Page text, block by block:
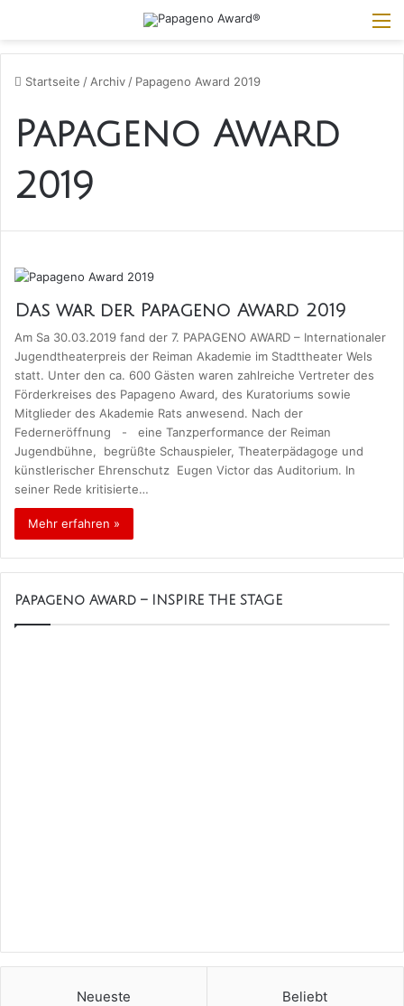
Startseite / Archiv / Papageno Award 2019
Papageno Award
2019
Das war der Papageno Award 2019
Am Sa 30.03.2019 fand der 7. PAPAGENO AWARD – Internationaler
Jugendtheaterpreis der Reiman Akademie im Stadttheater Wels
statt. Unter den ca. 600 Gästen waren zahlreiche Vertreter des
Förderkreises des Papageno Award, des Kuratoriums sowie
Mitglieder des Akademie Rats anwesend. Nach der
Federneröffnung - eine Tanzperformance der Reiman
Jugendbühne, begrüßte Schauspieler, Theaterpädagoge und
künstlerischer Ehrenschutz Eugen Victor das Auditorium. In
seiner Rede kritisierte…
Mehr erfahren »
Papageno Award – INSPIRE THE STAGE
Neueste Beliebt